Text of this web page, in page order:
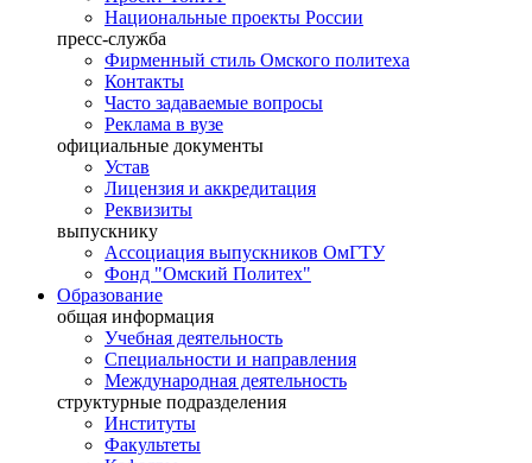
Национальные проекты России
пресс-служба
Фирменный стиль Омского политеха
Контакты
Часто задаваемые вопросы
Реклама в вузе
официальные документы
Устав
Лицензия и аккредитация
Реквизиты
выпускнику
Ассоциация выпускников ОмГТУ
Фонд "Омский Политех"
Образование
общая информация
Учебная деятельность
Специальности и направления
Международная деятельность
структурные подразделения
Институты
Факультеты